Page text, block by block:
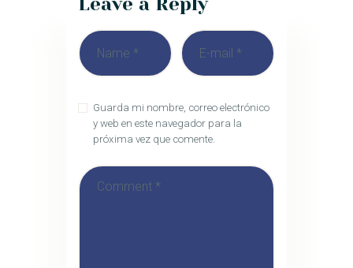
Guarda mi nombre, correo electrónico
y web en este navegador para la
próxima vez que comente.